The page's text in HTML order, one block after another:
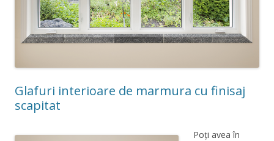
Glafuri interioare de marmura cu finisaj
scapitat
Poți avea în